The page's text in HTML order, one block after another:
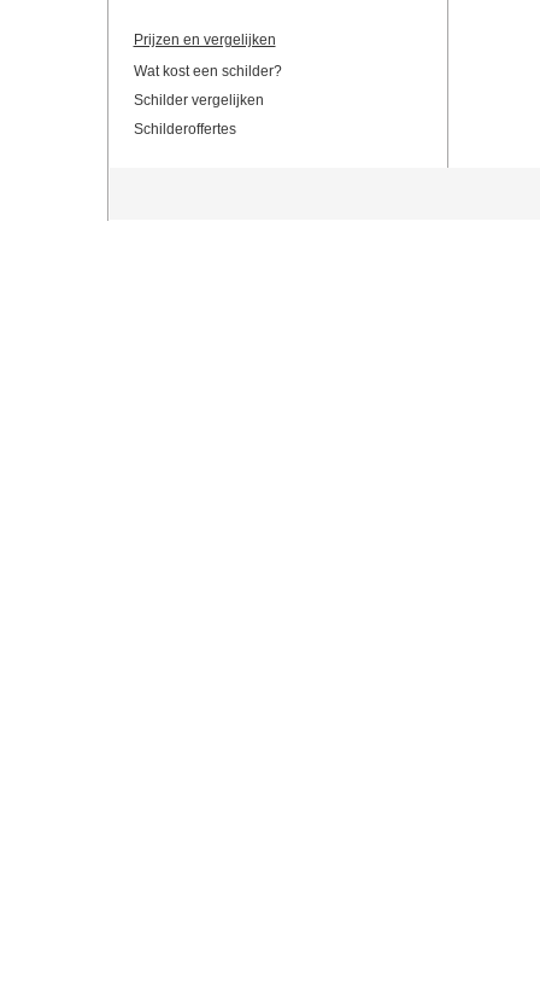
Prijzen en vergelijken
Wat kost een schilder?
Schilder vergelijken
Schilderoffertes